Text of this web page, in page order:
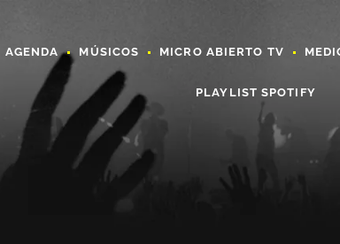
AGENDA MÚSICOS MICRO ABIERTO TV
PLAYLIST SPOTIFY